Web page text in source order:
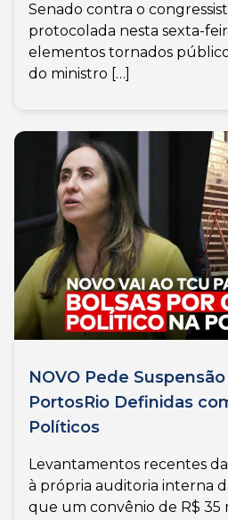
Senado contra o
protocolada nesta sexta-
elementos tornados
do ministro […]
NOVO Pede
PortosRio Definidas
Políticos
Levantamentos recentes
à própria auditoria interna
que um convênio de R$ 35